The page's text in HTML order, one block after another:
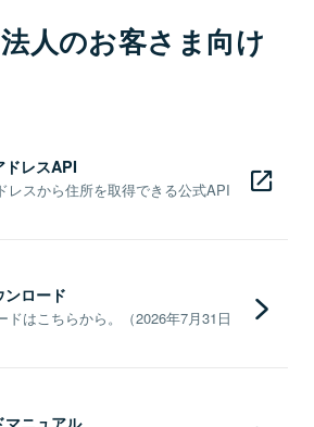
人のお客さま向け
ドレスAPI
レスから住所を取得できる公式API
ロード
ドはこちらから。（2026年7月31日
マニュアル